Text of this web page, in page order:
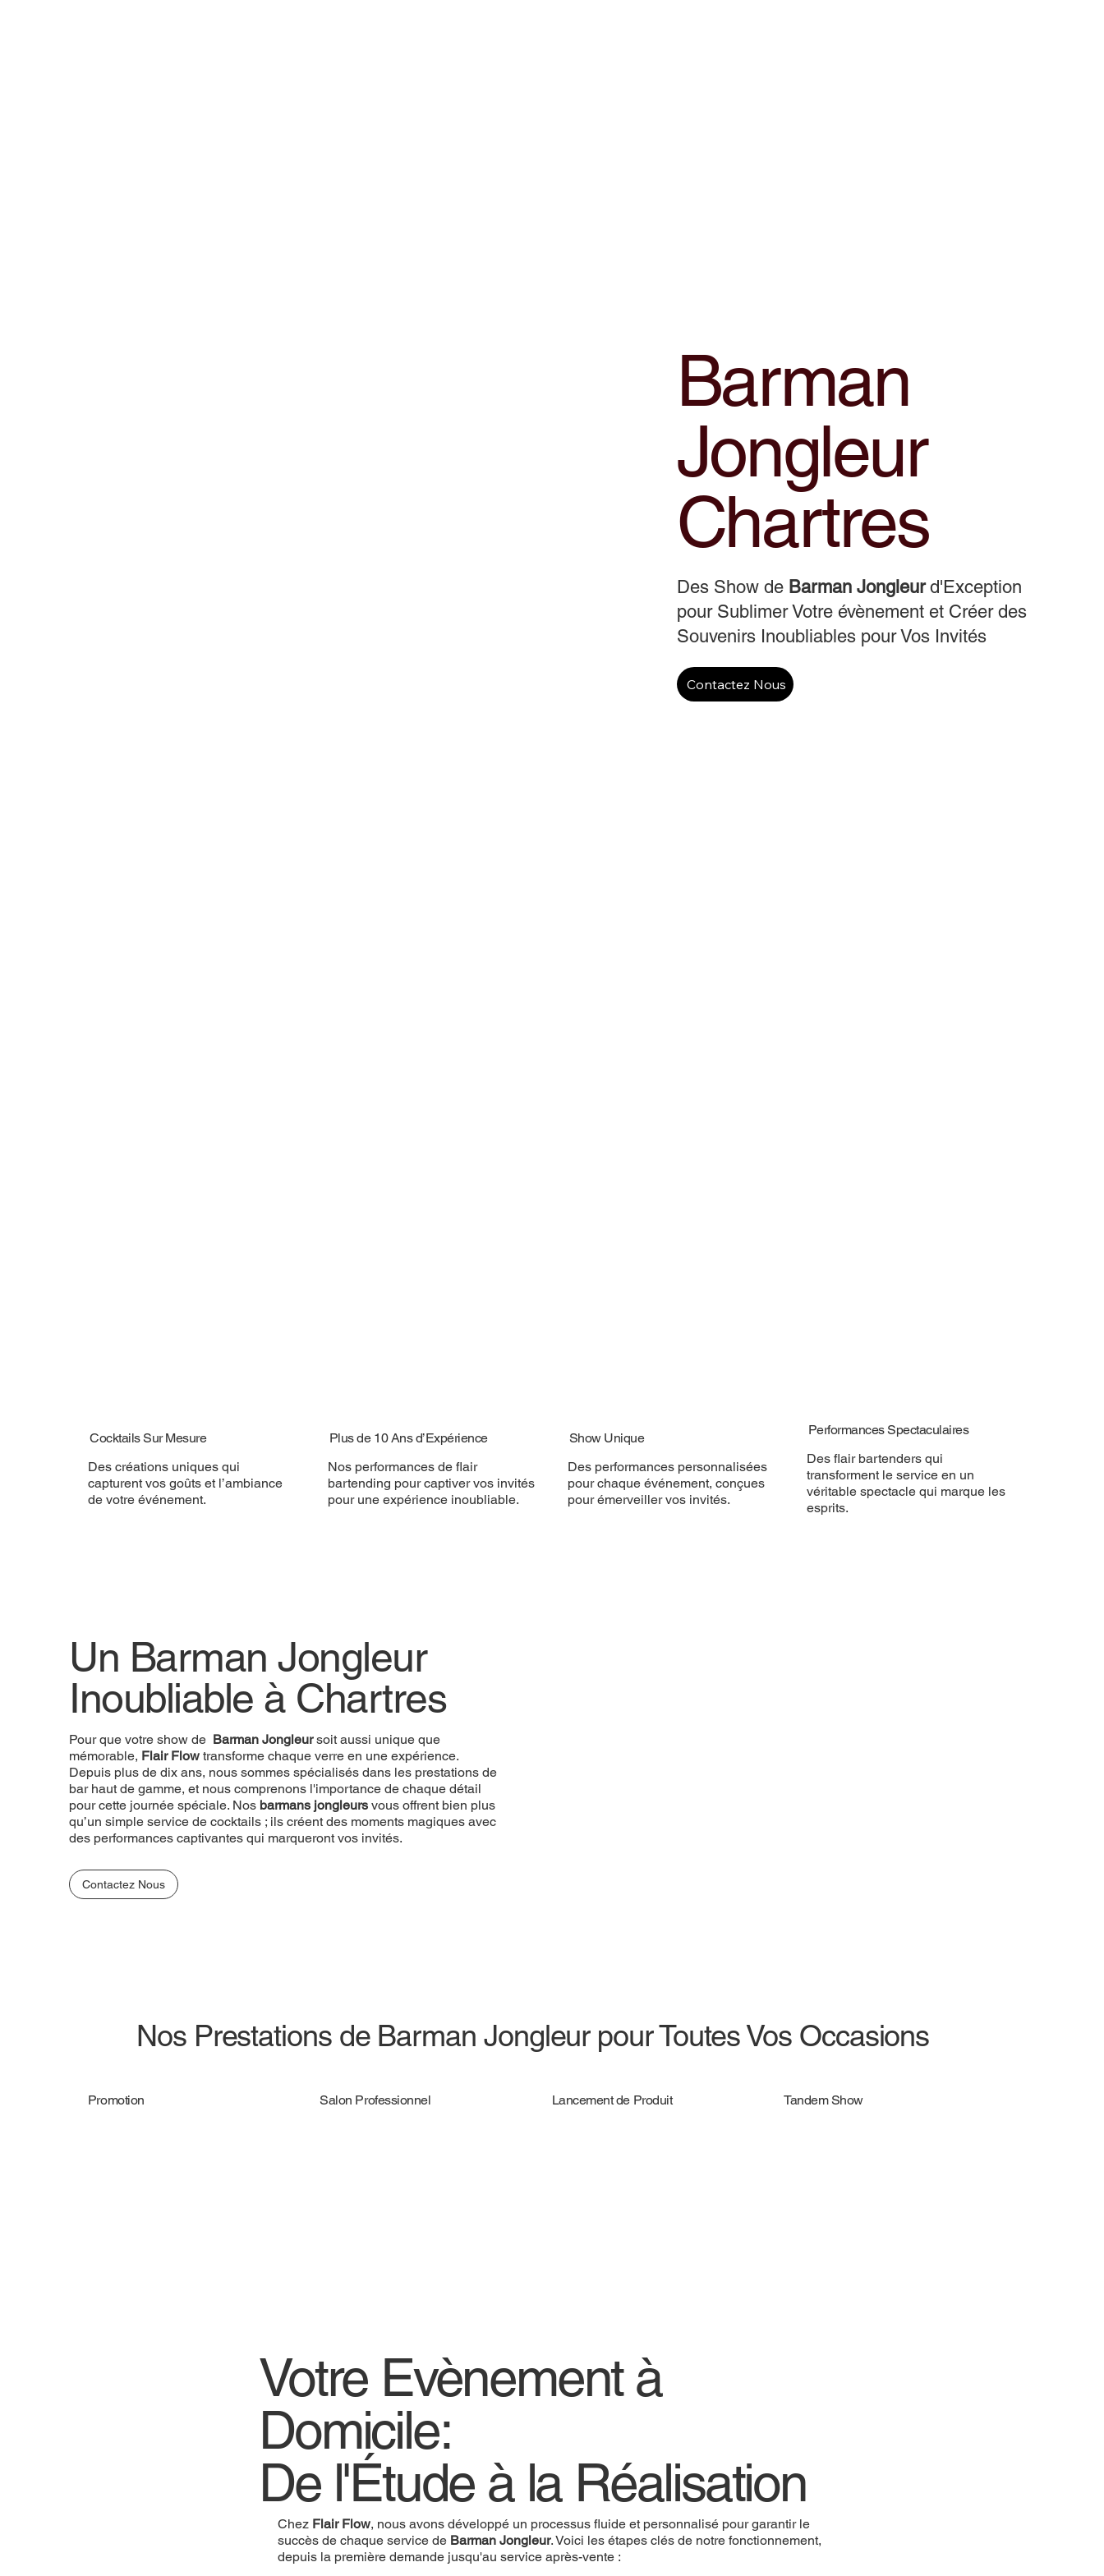
Barman
Jongleur
Chartres
Des Show de Barman Jongleurd'Exception
pour Sublimer Votre évènement et Créer des
Souvenirs Inoubliables pour Vos Invités
Contactez Nous
Cocktails Sur Mesure
Des créations uniques qui
capturent vos goûts et l’ambiance
de votre événement.
Plus de 10 Ans d’Expérience
Nos performances de flair
bartending pour captiver vos invités
pour une expérience inoubliable.
Show Unique
Des performances personnalisées
pour chaque événement, conçues
pour émerveiller vos invités.
Performances Spectaculaires
Des flair bartenders qui
transforment le service en un
véritable spectacle qui marque les
esprits.
Un Barman Jongleur
Inoubliable à Chartres
Pour que votre show de Barman Jongleursoit aussi unique que
mémorable, Flair Flow transforme chaque verre en une expérience.
Depuis plus de dix ans, nous sommes spécialisés dans les prestations de
bar haut de gamme, et nous comprenons l'importance de chaque détail
pour cette journée spéciale. Nos barmans jongleurs vous offrent bien plus
qu’un simple service de cocktails ; ils créent des moments magiques avec
des performances captivantes qui marqueront vos invités.
Contactez Nous
Nos Prestations de Barman Jongleur pour Toutes Vos Occasions
Promotion Salon Professionnel Lancement de Produit Tandem Show
Votre Evènement à
Domicile:
De l'Étude à la Réalisation
Chez Flair Flow, nous avons développé un processus fluide et personnalisé pour garantir le
succès de chaque service de Barman Jongleur. Voici les étapes clés de notre fonctionnement,
depuis la première demande jusqu'au service après-vente :